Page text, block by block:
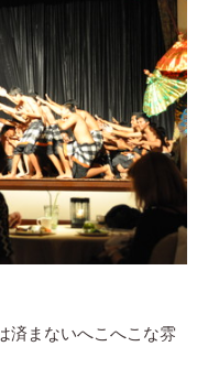
済まないへこへこな雰